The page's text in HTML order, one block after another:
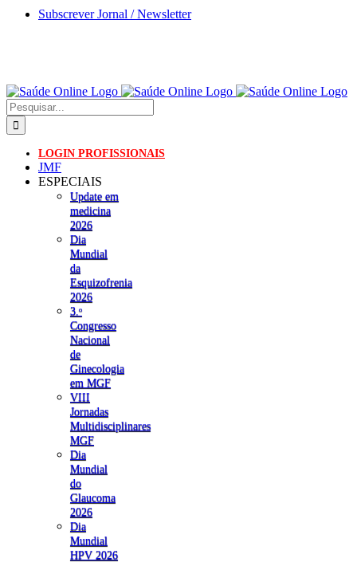
Skip
Subscrever Jornal / Newsletter
Pesquisar
LOGIN PROFISSIONAIS
JMF
ESPECIAIS
Update em
medicina
2026
Dia
Mundial
da
Esquizofrenia
2026
3.ᵒ
Congresso
Nacional
de
Ginecologia
em MGF
VIII
Jornadas
Multidisciplinares
MGF
Dia
Mundial
do
Glaucoma
2026
Dia
Mundial
HPV 2026